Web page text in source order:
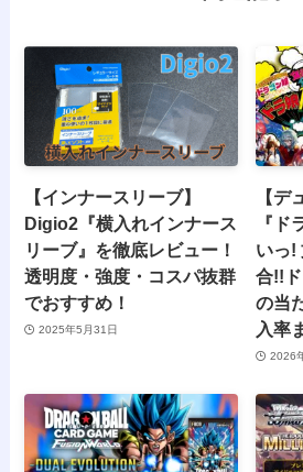
【インナースリーブ】
Digio2『横入れインナース
リーブ』を徹底レビュー！
透明度・強度・コスパ抜群
でおすすめ！
2025年5月31日
【デ
『ド
いっ!
合!!ド
の当
入率
2026